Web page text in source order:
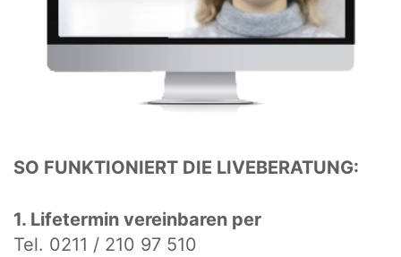
SO FUNKTIONIERT DIE LIVEBERATUNG:
1. Lifetermin vereinbaren per
Tel. 0211 / 210 97 510